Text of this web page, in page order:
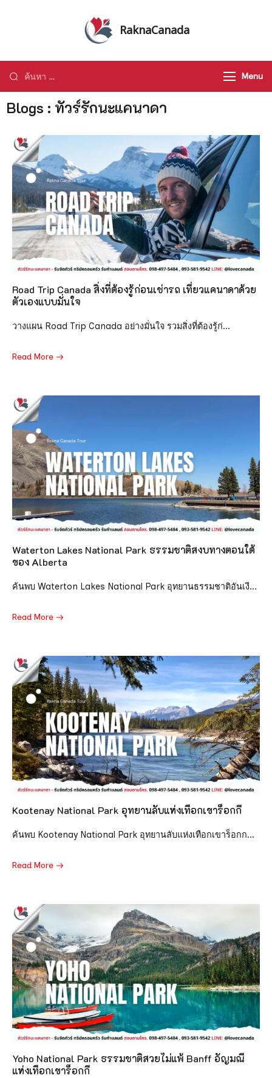
RaknaCanada
แคนาดา ทัวร์อเมริกา ทัวร์ทั่วโลก
Menu
Blogs : ทัวร์รักนะแคนาดา
Road Trip Canada สิ่งที่ต้องรู้ก่อนเช่ารถ เที่ยวแคนาดาด้วย
ตัวเองแบบมั่นใจ
วางแผน Road Trip Canada อย่างมั่นใจ รวมสิ่งที่ต้องรู้ก่...
Read More
Waterton Lakes National Park ธรรมชาติสงบทางตอนใต้
ของ Alberta
ค้นพบ Waterton Lakes National Park อุทยานธรรมชาติอันเงี...
Read More
Kootenay National Park อุทยานลับแห่งเทือกเขาร็อกกี
ค้นพบ Kootenay National Park อุทยานลับแห่งเทือกเขาร็อกก...
Read More
Yoho National Park ธรรมชาติสวยไม่แพ้ Banff อัญมณี
แห่งเทือกเขาร็อกกี